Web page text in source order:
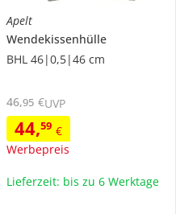
Apelt
Wendekissenhülle
BHL 46|0,5|46 cm
44,59 €
Werbepreis
46,95 €UVP
Lieferzeit: bis zu 6 Werktage